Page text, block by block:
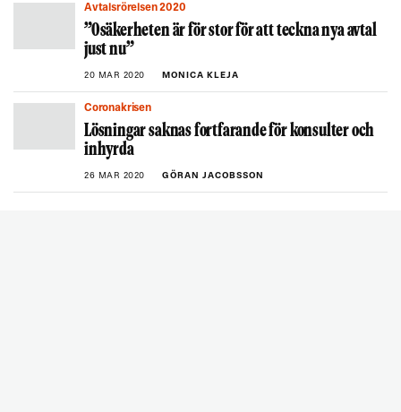
Avtalsrörelsen 2020
”Osäkerheten är för stor för att teckna nya avtal
just nu”
20 MAR 2020 MONICA KLEJA
Coronakrisen
Lösningar saknas fortfarande för konsulter och
inhyrda
26 MAR 2020 GÖRAN JACOBSSON